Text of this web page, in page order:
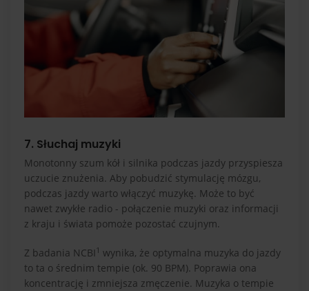
7. Słuchaj muzyki
Monotonny szum kół i silnika podczas jazdy przyspiesza
uczucie znużenia. Aby pobudzić stymulację mózgu,
podczas jazdy warto włączyć muzykę. Może to być
nawet zwykłe radio - połączenie muzyki oraz informacji
z kraju i świata pomoże pozostać czujnym.
Z badania NCBI 1 wynika, że optymalna muzyka do jazdy
to ta o średnim tempie (ok. 90 BPM). Poprawia ona
koncentrację i zmniejsza zmęczenie. Muzyka o tempie